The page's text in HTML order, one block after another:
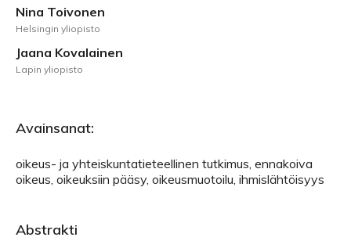
Nina Toivonen
Helsingin yliopisto
Jaana Kovalainen
Lapin yliopisto
Avainsanat:
oikeus- ja yhteiskuntatieteellinen tutkimus, ennakoiva
oikeus, oikeuksiin pääsy, oikeusmuotoilu, ihmislähtöisyys
Abstrakti